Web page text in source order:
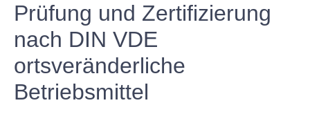
Prüfung und Zertifizierung
nach DIN VDE
ortsveränderliche
Betriebsmittel